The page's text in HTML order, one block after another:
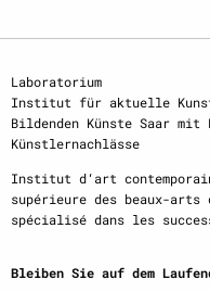
Laboratorium
Institut für aktuelle Kunst
Bildenden Künste Saar mit
Künstlernachlässe
Institut d‘art
supérieure des beaux-
spécialisé dans les
Bleiben Sie auf dem